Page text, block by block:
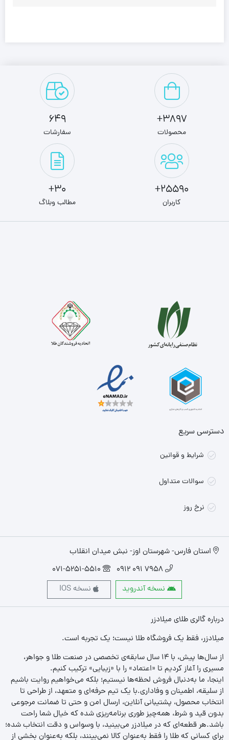
3897+
محصولات
649
سفارشات
25590+
کاربران
30+
مطالب وبلاگ
دسترسی سریع
شرایط و قوانین
سوالات متداول
نرخ روز
استان فارس- شهرستان اوز- نبش میدان انقلاب
7958 091 0912
071-5251-5510
نسخه آندروید
نسخه IOS
درباره گالری طلای میلادزر
میلادزر، فقط یک فروشگاه طلا نیست؛ یک تجربه‌ است.
از سال‌ها پیش، با ۱۴ سال سابقه‌ی تخصصی در صنعت طلا و جواهر،
مسیری را آغاز کردیم تا «اعتماد» را با «زیبایی» ترکیب کنیم.
اینجا، ما به‌دنبال فروش لحظه‌ها نیستیم؛ بلکه می‌خواهیم روایت باشیم
از سلیقه، اطمینان و وفاداری.با یک تیم حرفه‌ای و متعهد، از طراحی تا
انتخاب محصول، پشتیبانی آنلاین، ارسال امن و حتی تا ضمانت مرجوعی
بدون قید و شرط، همه‌چیز طوری برنامه‌ریزی شده که خیال شما راحت
باشد.هر قطعه‌ای که در میلادزر می‌بینید، با وسواس و دقت انتخاب شده؛
برای کسانی که طلا را فقط به‌عنوان کالا نمی‌بینند، بلکه به‌عنوان بخشی از